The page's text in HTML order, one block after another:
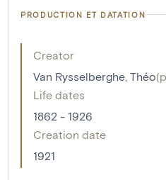
PRODUCTION ET DATATION
Creator
Van Rysselberghe, Théo(
Life dates
1862 - 1926
Creation date
1921